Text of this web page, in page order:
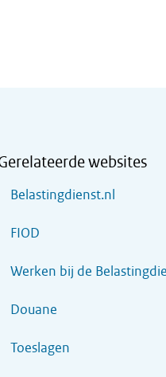
websites
Belastingdienst.nl
FIOD
Werken bij de
Douane
Toeslagen